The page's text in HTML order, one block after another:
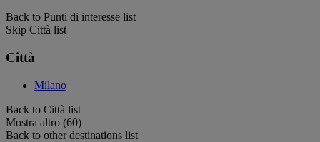
Back to Punti di interesse list
Skip Città list
Città
Milano
Back to Città list
Mostra altro (60)
Back to other destinations list